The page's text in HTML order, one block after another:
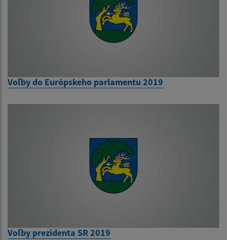
Voľby do Európskeho parlamentu 2019
Voľby prezidenta SR 2019